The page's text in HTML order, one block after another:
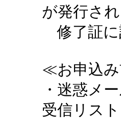
が発行さ
修了証に
≪お申込
・迷惑メ
受信リス